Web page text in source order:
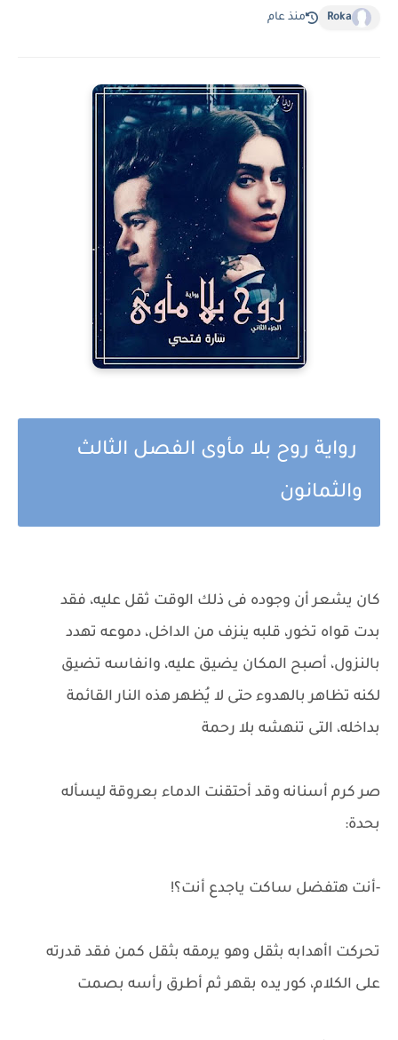
Roka منذ عام
رواية روح بلا مأوى الفصل الثالث
والثمانون
كان يشعر أن وجوده فى ذلك الوقت ثقل عليه، فقد
بدت قواه تخور، قلبه ينزف من الداخل، دموعه تهدد
بالنزول، أصبح المكان يضيق عليه، وانفاسه تضيق
لكنه تظاهر بالهدوء حتى لا يُظهر هذه النار القائمة
بداخله، التى تنهشه بلا رحمة
صر كرم أسنانه وقد أحتقنت الدماء بعروقة ليسأله
بحدة:
-أنت هتفضل ساكت ياجدع أنت؟!
تحركت اأهدابه بثقل وهو يرمقه بثقل كمن فقد قدرته
على الكلام، كور يده بقهر ثم أطرق رأسه بصمت